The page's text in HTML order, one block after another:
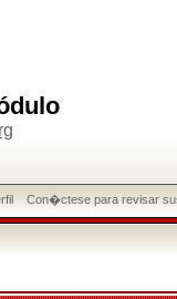
Con�ctese para revisar